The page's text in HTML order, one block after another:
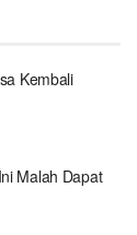
Kembali
Malah Dapat